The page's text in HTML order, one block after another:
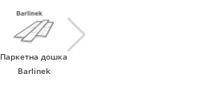
Паркетна дошка
Barlinek